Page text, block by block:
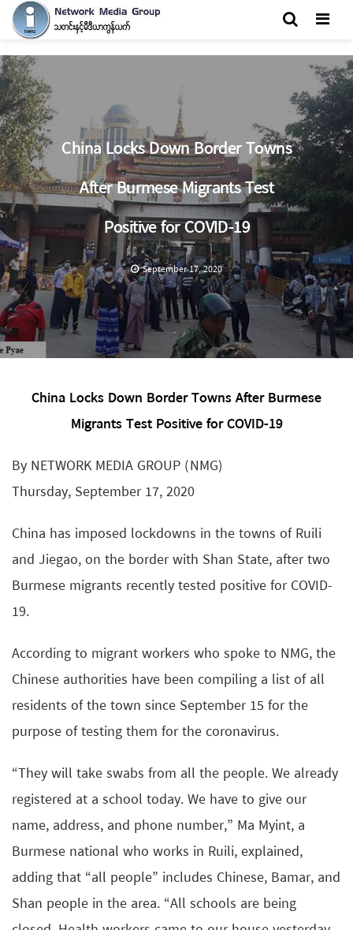
China Locks Down Border Towns
After Burmese Migrants Test
Positive for COVID-19
September 17, 2020
China Locks Down Border Towns After Burmese
Migrants Test Positive for COVID-19
By NETWORK MEDIA GROUP (NMG)
Thursday, September 17, 2020
China has imposed lockdowns in the towns of Ruili
and Jiegao, on the border with Shan State, after two
Burmese migrants recently tested positive for COVID-
19.
According to migrant workers who spoke to NMG, the
Chinese authorities have been compiling a list of all
residents of the town since September 15 for the
purpose of testing them for the coronavirus.
“They will take swabs from all the people. We already
registered at a school today. We have to give our
name, address, and phone number,” Ma Myint, a
Burmese national who works in Ruili, explained,
adding that “all people” includes Chinese, Bamar, and
Shan people in the area. “All schools are being